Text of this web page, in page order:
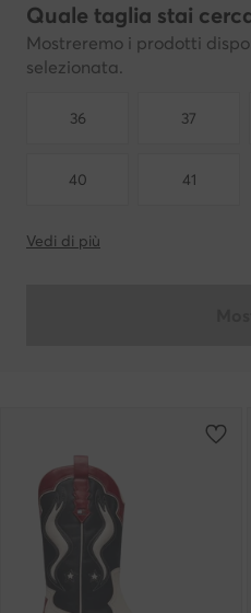
Quale taglia stai
Mostreremo i prodotti
selezionata.
36 37
40 41
Vedi di più